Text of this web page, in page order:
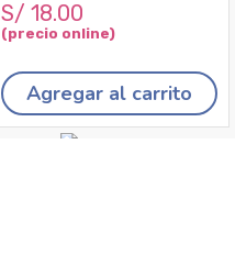
S/ 18.00
Agregar al carrito